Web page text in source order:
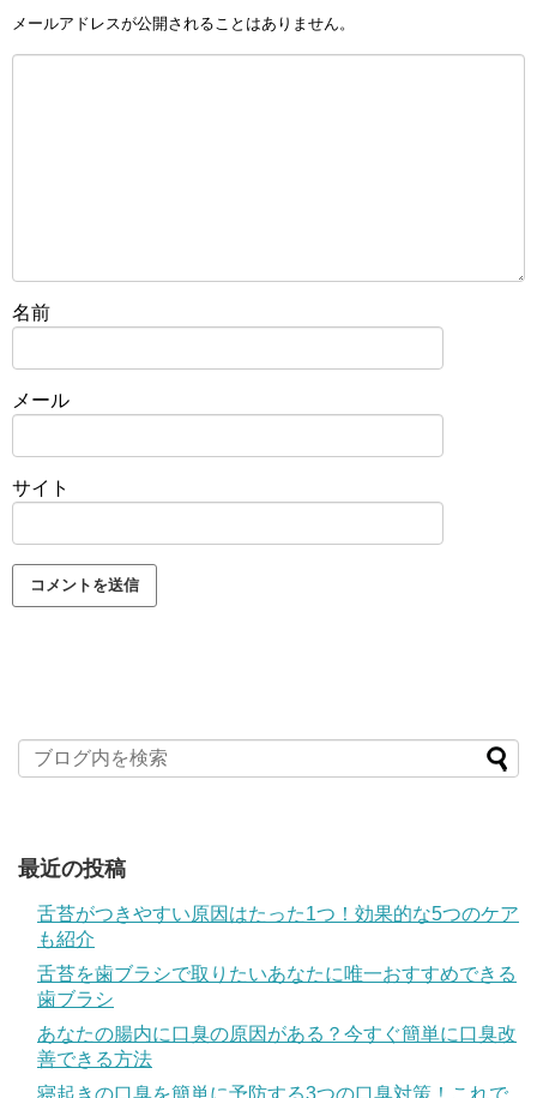
メールアドレスが公開されることはありません。
名前
メール
サイト
最近の投稿
舌苔がつきやすい原因はたった1つ！効果的な5つのケア
も紹介
舌苔を歯ブラシで取りたいあなたに唯一おすすめできる
歯ブラシ
あなたの腸内に口臭の原因がある？今すぐ簡単に口臭改
善できる方法
寝起きの口臭を簡単に予防する3つの口臭対策！これで